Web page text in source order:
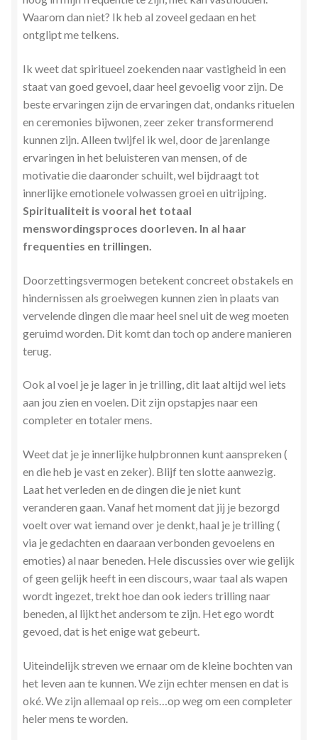
Waarom dan niet? Ik heb al zoveel gedaan en het
ontglipt me telkens.
Ik weet dat spiritueel zoekenden naar vastigheid in een
staat van goed gevoel, daar heel gevoelig voor zijn. De
beste ervaringen zijn de ervaringen dat, ondanks rituelen
en ceremonies bijwonen, zeer zeker transformerend
kunnen zijn. Alleen twijfel ik wel, door de jarenlange
ervaringen in het beluisteren van mensen, of de
motivatie die daaronder schuilt, wel bijdraagt tot
innerlijke emotionele volwassen groei en uitrijping.
Spiritualiteit is vooral het totaal
menswordingsproces doorleven. In al haar
frequenties en trillingen.
Doorzettingsvermogen betekent concreet obstakels en
hindernissen als groeiwegen kunnen zien in plaats van
vervelende dingen die maar heel snel uit de weg moeten
geruimd worden. Dit komt dan toch op andere manieren
terug.
Ook al voel je je lager in je trilling, dit laat altijd wel iets
aan jou zien en voelen. Dit zijn opstapjes naar een
completer en totaler mens.
Weet dat je je innerlijke hulpbronnen kunt aanspreken (
en die heb je vast en zeker). Blijf ten slotte aanwezig.
Laat het verleden en de dingen die je niet kunt
veranderen gaan. Vanaf het moment dat jij je bezorgd
voelt over wat iemand over je denkt, haal je je trilling (
via je gedachten en daaraan verbonden gevoelens en
emoties) al naar beneden. Hele discussies over wie gelijk
of geen gelijk heeft in een discours, waar taal als wapen
wordt ingezet, trekt hoe dan ook ieders trilling naar
beneden, al lijkt het andersom te zijn. Het ego wordt
gevoed, dat is het enige wat gebeurt.
Uiteindelijk streven we ernaar om de kleine bochten van
het leven aan te kunnen. We zijn echter mensen en dat is
oké. We zijn allemaal op reis…op weg om een completer
heler mens te worden.